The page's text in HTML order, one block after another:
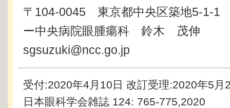
〒104-0045 東京都中央区築地5-1-1
ー中央病院眼腫瘍科 鈴木 茂伸
sgsuzuki@ncc.go.jp
受付:2020年4月10日 改訂受理:2020年5月
日本眼科学会雑誌 124: 765-775,2020